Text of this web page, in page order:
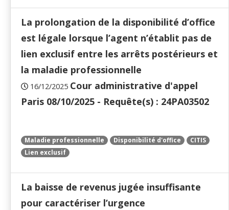
La prolongation de la disponibilité d’office
est légale lorsque l’agent n’établit pas de
lien exclusif entre les arrêts postérieurs et
la maladie professionnelle
16/12/2025 Cour administrative d'appel
Paris 08/10/2025 - Requête(s) : 24PA03502
Maladie professionnelle Disponibilité d'office
CITIS
Lien exclusif
La baisse de revenus jugée insuffisante
pour caractériser l’urgence